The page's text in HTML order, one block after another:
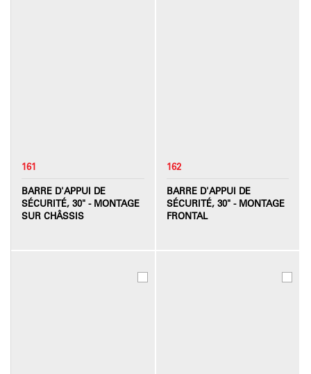
161
BARRE D'APPUI DE
SÉCURITÉ, 30" - MONTAGE
SUR CHÂSSIS
162
BARRE D'APPUI DE
SÉCURITÉ, 30" - MONTAGE
FRONTAL